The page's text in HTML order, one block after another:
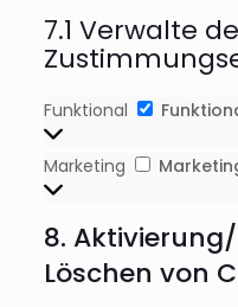
7.1 Verwalte
Funktional
Marketing
8.
Löschen von